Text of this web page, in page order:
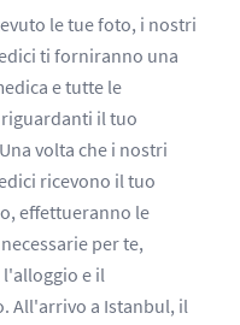
le tue foto, i nostri
ti forniranno una
e tutte le
il tuo
volta che i nostri
ricevono il tuo
effettueranno le
per te,
e il
All'arrivo a Istanbul, il